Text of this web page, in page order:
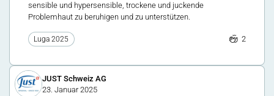
sensible und hypersensible, trockene und juckende
Problemhaut zu beruhigen und zu unterstützen.
Luga 2025 2
JUST Schweiz AG
23. Januar 2025